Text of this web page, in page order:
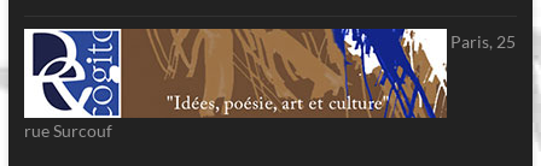
Paris, 25
rue Surcouf